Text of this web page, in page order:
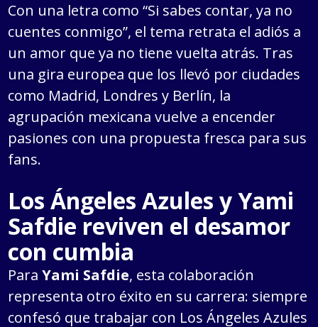
Con una letra como “Si sabes contar, ya no
cuentes conmigo”, el tema retrata el adiós a
un amor que ya no tiene vuelta atrás. Tras
una gira europea que los llevó por ciudades
como Madrid, Londres y Berlín, la
agrupación mexicana vuelve a encender
pasiones con una propuesta fresca para sus
fans.
Los Ángeles Azules y Yami
Safdie reviven el desamor
con cumbia
ParaYami Safdie, esta colaboración
representa otro éxito en su carrera: siempre
confesó que trabajar con Los Ángeles Azules